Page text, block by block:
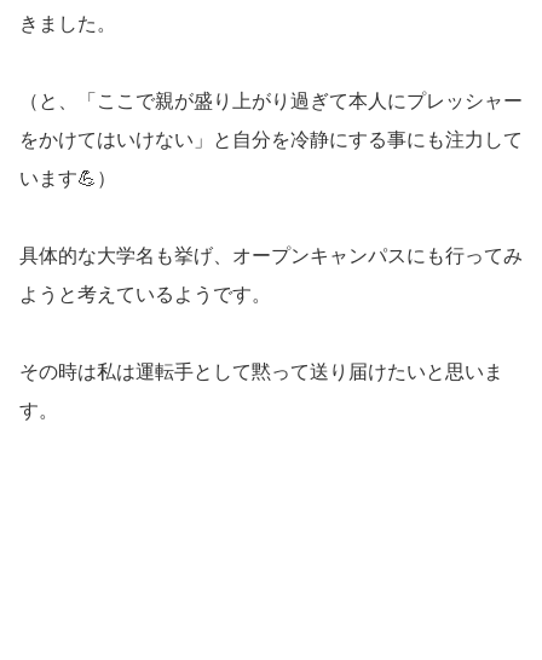
きました。
（と、「ここで親が盛り上がり過ぎて本人にプレッシャー
をかけてはいけない」と自分を冷静にする事にも注力して
います💪）
具体的な大学名も挙げ、オープンキャンパスにも行ってみ
ようと考えているようです。
その時は私は運転手として黙って送り届けたいと思いま
す。